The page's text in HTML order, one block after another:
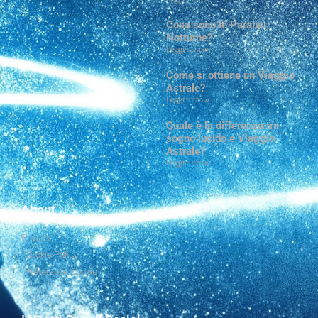
Cosa sono le Paralisi
Notturne?
Leggi tutto »
Come si ottiene un Viaggio
Astrale?
Leggi tutto »
Quale è la differenza tra
sogno lucido e Viaggio
Astrale?
Leggi tutto »
About
Privacy
Cookie Policy
Preferenze Cookie